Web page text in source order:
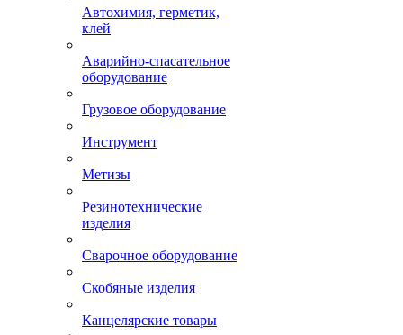
Автохимия, герметик,
клей
Аварийно-спасательное
оборудование
Грузовое оборудование
Инструмент
Метизы
Резинотехнические
изделия
Сварочное оборудование
Скобяные изделия
Канцелярские товары